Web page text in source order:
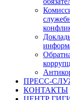
ПРЕСС-
КОНТАКТЫ